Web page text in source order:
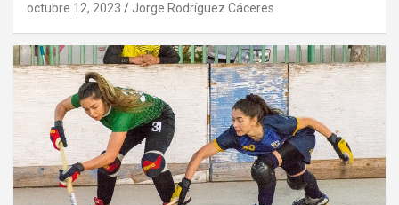
octubre 12, 2023 Jorge Rodríguez Cáceres